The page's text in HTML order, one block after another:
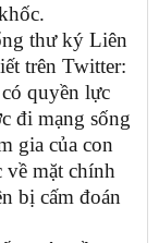
thư ký Liên
trên Twitter:
quyền lực
đi mạng sống
gia của con
về mặt chính
bị cấm đoán